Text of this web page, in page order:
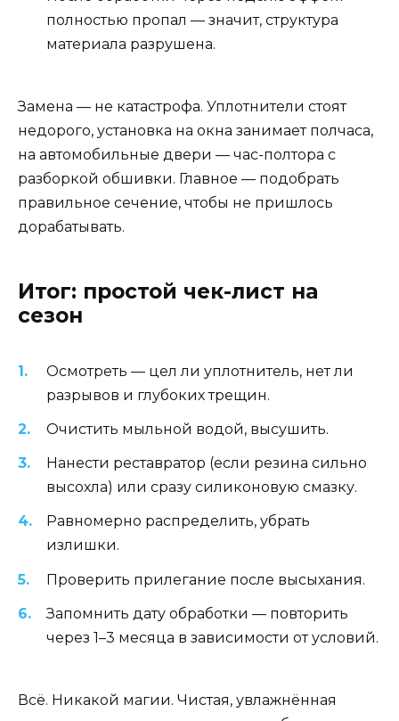
полностью пропал — значит, структура
материала разрушена.
Замена — не катастрофа. Уплотнители стоят
недорого, установка на окна занимает полчаса,
на автомобильные двери — час-полтора с
разборкой обшивки. Главное — подобрать
правильное сечение, чтобы не пришлось
дорабатывать.
Итог: простой чек-лист на
сезон
Осмотреть — цел ли уплотнитель, нет ли
разрывов и глубоких трещин.
Очистить мыльной водой, высушить.
Нанести реставратор (если резина сильно
высохла) или сразу силиконовую смазку.
Равномерно распределить, убрать
излишки.
Проверить прилегание после высыхания.
Запомнить дату обработки — повторить
через 1–3 месяца в зависимости от условий.
Всё. Никакой магии. Чистая, увлажнённая